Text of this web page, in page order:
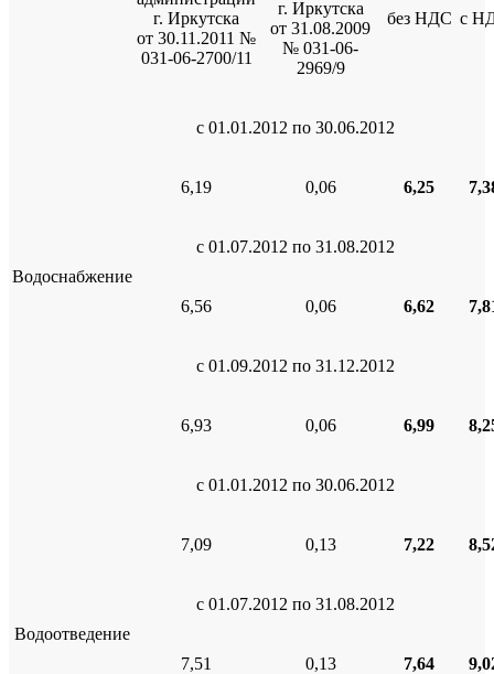
г. Иркутска
от 30.11.2011 №
031-06-2700/11
г. Иркутска
от 31.08.2009
№ 031-06-
2969/9
без НДС с
Водоснабжение
с 01.01.2012 по 30.06.2012
6,19 0,06 6,25
с 01.07.2012 по 31.08.2012
6,56 0,06 6,62
с 01.09.2012 по 31.12.2012
6,93 0,06 6,99
Водоотведение
с 01.01.2012 по 30.06.2012
7,09 0,13 7,22
с 01.07.2012 по 31.08.2012
7,51 0,13 7,64